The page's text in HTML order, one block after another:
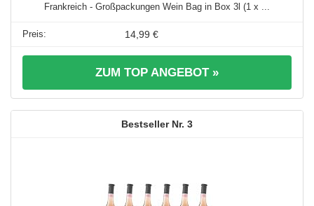
Frankreich - Großpackungen Wein Bag in Box 3l (1 x ...
14,99 €
ZUM TOP ANGEBOT »
3